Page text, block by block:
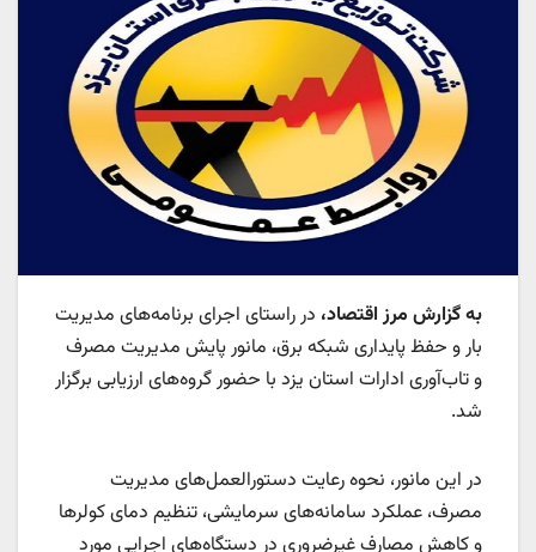
به گزارش مرز اقتصاد، در راستای اجرای برنامه‌های مدیریت
بار و حفظ پایداری شبکه برق، مانور پایش مدیریت مصرف
و تاب‌آوری ادارات استان یزد با حضور گروه‌های ارزیابی برگزار
شد.
در این مانور، نحوه رعایت دستورالعمل‌های مدیریت
مصرف، عملکرد سامانه‌های سرمایشی، تنظیم دمای کولرها
و کاهش مصارف غیرضروری در دستگاه‌های اجرایی مورد